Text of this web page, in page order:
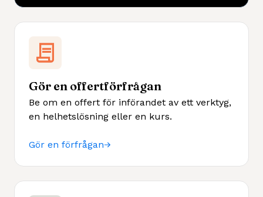
Gör en offertförfrågan
Be om en offert för införandet av ett verktyg,
en helhetslösning eller en kurs.
Gör en förfrågan